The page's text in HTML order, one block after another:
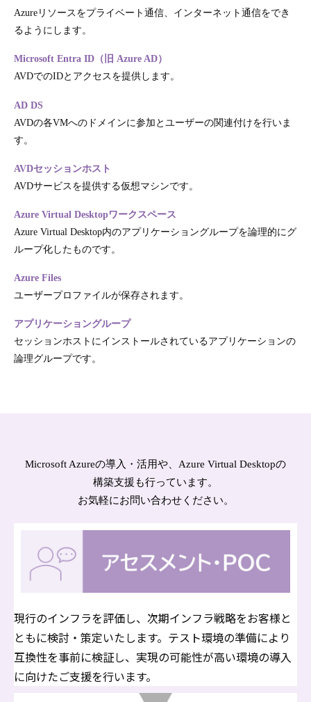
Azureリソースをプライベート通信、インターネット通信をでき
るようにします。
Microsoft Entra ID（旧 Azure AD）
AVDでのIDとアクセスを提供します。
AD DS
AVDの各VMへのドメインに参加とユーザーの関連付けを行いま
す。
AVDセッションホスト
AVDサービスを提供する仮想マシンです。
Azure Virtual Desktopワークスペース
Azure Virtual Desktop内のアプリケーショングループを論理的にグ
ループ化したものです。
Azure Files
ユーザープロファイルが保存されます。
アプリケーショングループ
セッションホストにインストールされているアプリケーションの
論理グループです。
Microsoft Azureの導入・活用や、Azure Virtual Desktopの
構築支援も行っています。
お気軽にお問い合わせください。
現行のインフラを評価し、次期インフラ戦略をお客様と
ともに検討・策定いたします。テスト環境の準備により
互換性を事前に検証し、実現の可能性が高い環境の導入
に向けたご支援を行います。